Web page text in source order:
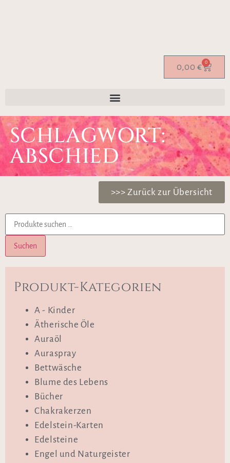
0,00 € 0
SCHLAGWORT:
ABSCHIED
>>> Zurück zur Übersicht
Suchen
Produkt-Kategorien
A - Kinder
Ätherische Öle
Auraöl
Auraspray
Bettwäsche
Blume des Lebens
Bücher
Chakrakerzen
Edelstein-Karten
Edelsteine
Engel und Naturgeister